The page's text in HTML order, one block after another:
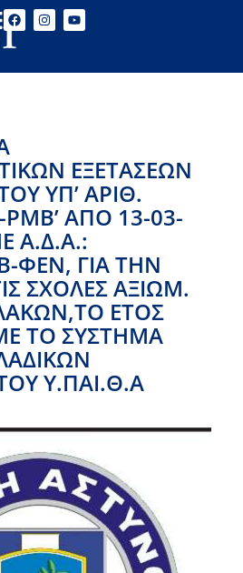
ΕΞΕΤΆΣΕΩΝ
ΥΠ’ ΑΡΙΘ.
ΡΜΒ’ ΑΠΌ 13-03-
Α.Δ.Α.:
ΦΕΝ, ΓΙΑ ΤΗΝ
ΣΧΟΛΈΣ ΑΞΙΩΜ.
ΈΤΟΣ
ΤΟ ΣΎΣΤΗΜΑ
Υ.ΠΑΙ.Θ.Α